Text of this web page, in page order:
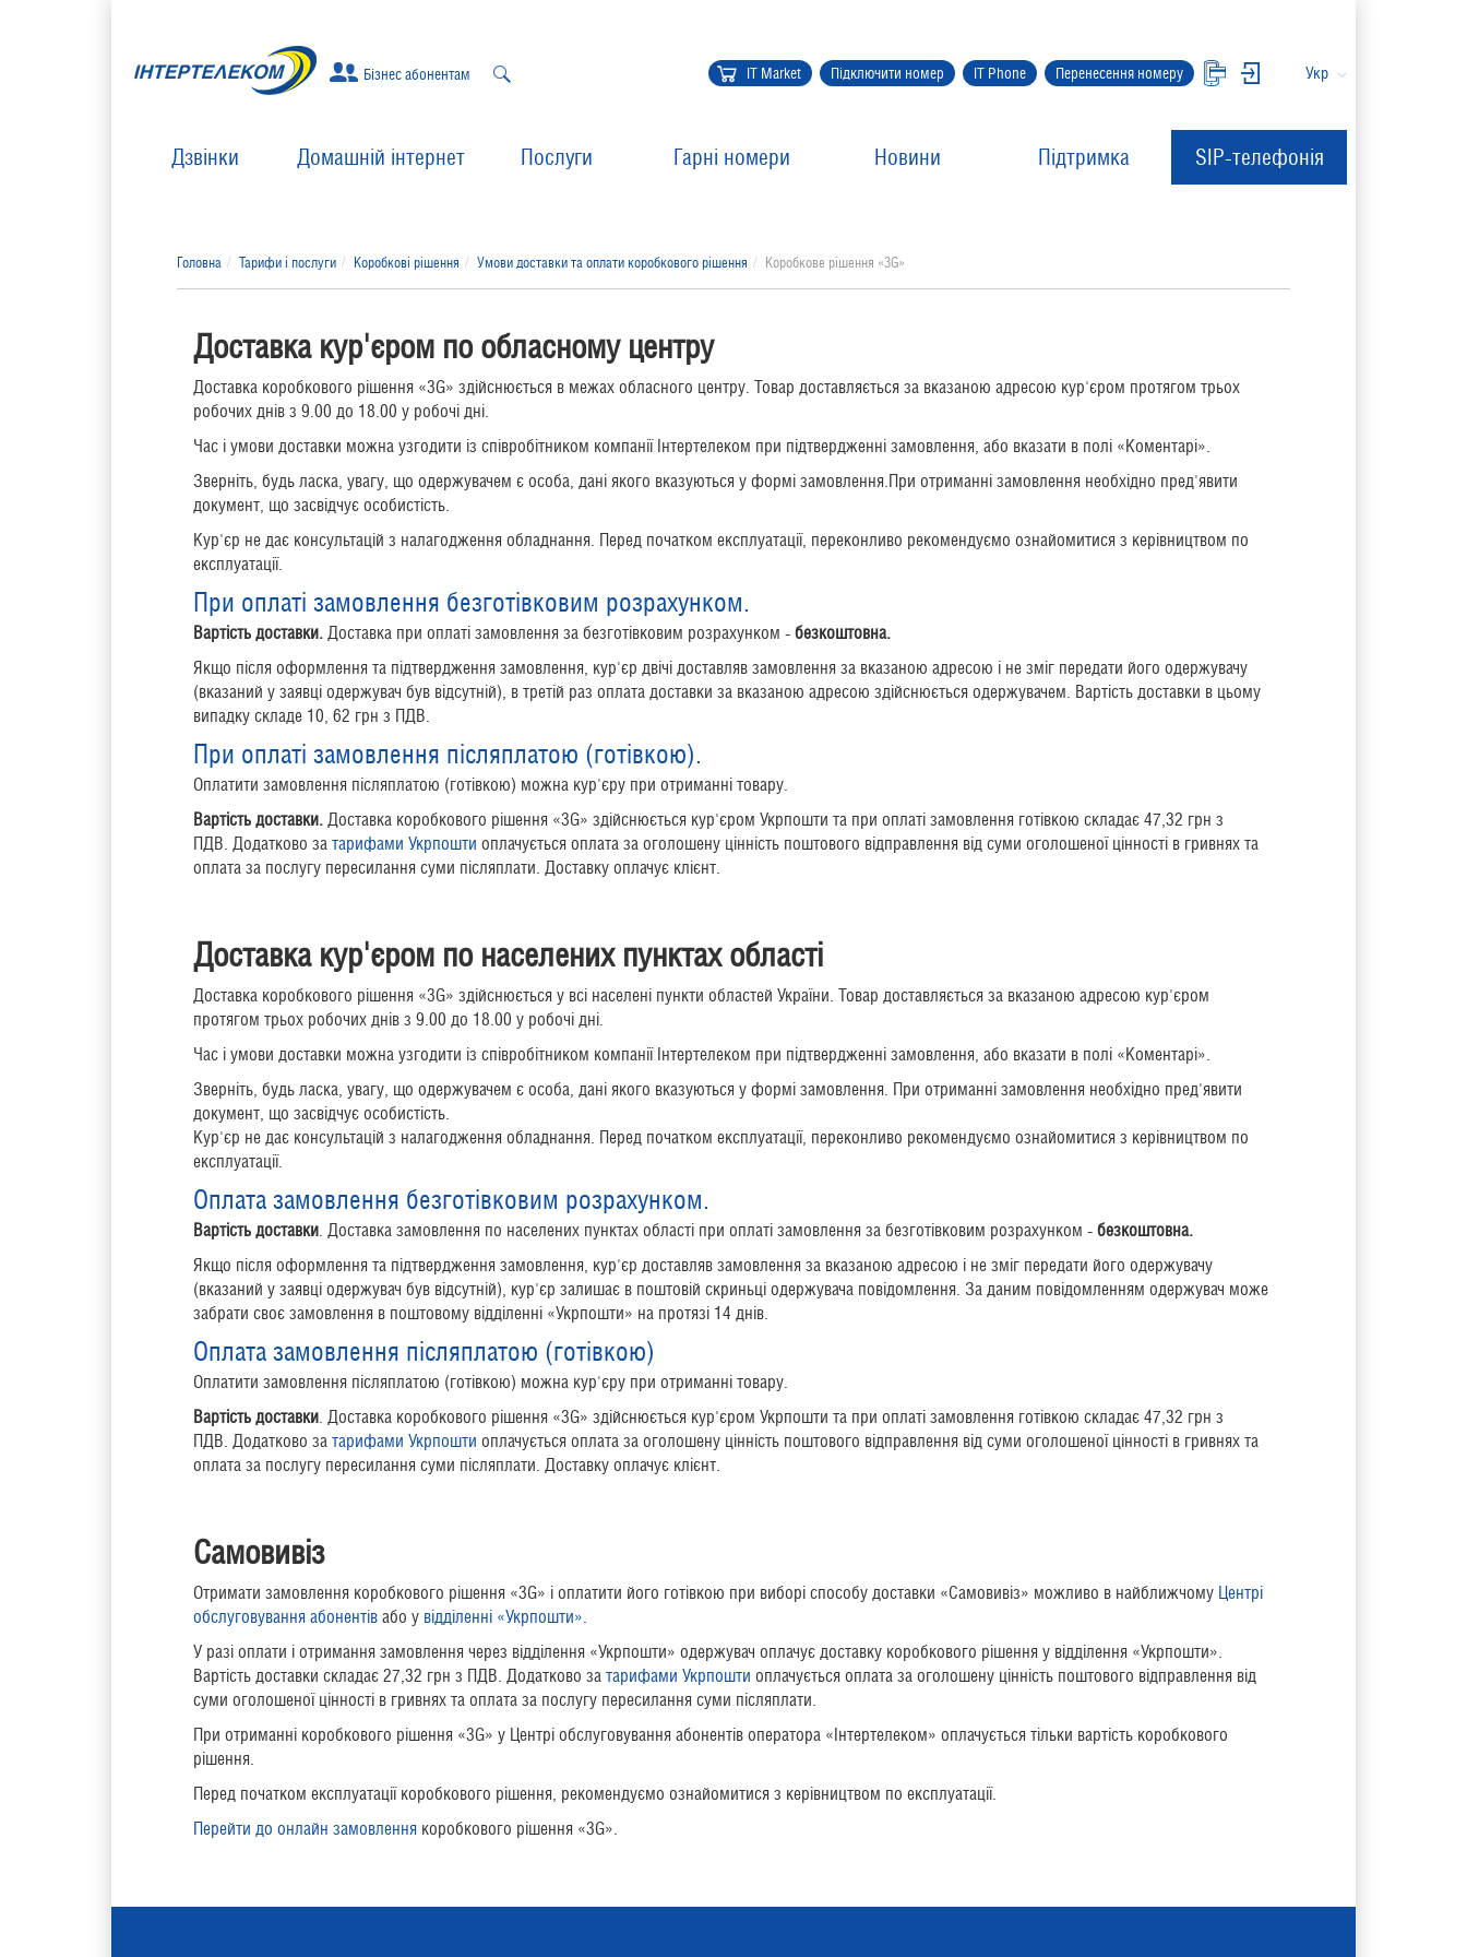
Бізнес абонентам IT Market Підключити номер IT Phone Перенесення номеру Укр
Дзвінки Домашній інтернет Послуги Гарні номери Новини Підтримка SIP-телефонія
Головна Тарифи і послуги Коробкові рішення Умови доставки та оплати коробкового рішення Коробкове рішення «3G»
Доставка кур'єром по обласному центру
Доставка коробкового рішення «3G» здійснюється в межах обласного центру. Товар доставляється за вказаною адресою кур'єром протягом трьох
робочих днів з 9.00 до 18.00 у робочі дні.
Час і умови доставки можна узгодити із співробітником компанії Інтертелеком при підтвердженні замовлення, або вказати в полі «Коментарі».
Зверніть, будь ласка, увагу, що одержувачем є особа, дані якого вказуються у формі замовлення.При отриманні замовлення необхідно пред'явити
документ, що засвідчує особистість.
Кур'єр не дає консультацій з налагодження обладнання. Перед початком експлуатації, переконливо рекомендуємо ознайомитися з керівництвом по
експлуатації.
При оплаті замовлення безготівковим розрахунком.
Вартість доставки. Доставка при оплаті замовлення за безготівковим розрахунком - безкоштовна.
Якщо після оформлення та підтвердження замовлення, кур'єр двічі доставляв замовлення за вказаною адресою і не зміг передати його одержувачу
(вказаний у заявці одержувач був відсутній), в третій раз оплата доставки за вказаною адресою здійснюється одержувачем. Вартість доставки в цьому
випадку складе 10, 62 грн з ПДВ.
При оплаті замовлення післяплатою (готівкою).
Оплатити замовлення післяплатою (готівкою) можна кур'єру при отриманні товару.
Вартість доставки. Доставка коробкового рішення «3G» здійснюється кур'єром Укрпошти та при оплаті замовлення готівкою складає 47,32 грн з
ПДВ. Додатково за тарифами Укрпошти оплачується оплата за оголошену цінність поштового відправлення від суми оголошеної цінності в гривнях та
оплата за послугу пересилання суми післяплати. Доставку оплачує клієнт.
Доставка кур'єром по населених пунктах області
Доставка коробкового рішення «3G» здійснюється у всі населені пункти областей України. Товар доставляється за вказаною адресою кур'єром
протягом трьох робочих днів з 9.00 до 18.00 у робочі дні.
Час і умови доставки можна узгодити із співробітником компанії Інтертелеком при підтвердженні замовлення, або вказати в полі «Коментарі».
Зверніть, будь ласка, увагу, що одержувачем є особа, дані якого вказуються у формі замовлення. При отриманні замовлення необхідно пред'явити
документ, що засвідчує особистість.
Кур'єр не дає консультацій з налагодження обладнання. Перед початком експлуатації, переконливо рекомендуємо ознайомитися з керівництвом по
експлуатації.
Оплата замовлення безготівковим розрахунком.
Вартість доставки. Доставка замовлення по населених пунктах області при оплаті замовлення за безготівковим розрахунком - безкоштовна.
Якщо після оформлення та підтвердження замовлення, кур'єр доставляв замовлення за вказаною адресою і не зміг передати його одержувачу
(вказаний у заявці одержувач був відсутній), кур'єр залишає в поштовій скриньці одержувача повідомлення. За даним повідомленням одержувач може
забрати своє замовлення в поштовому відділенні «Укрпошти» на протязі 14 днів.
Оплата замовлення післяплатою (готівкою)
Оплатити замовлення післяплатою (готівкою) можна кур'єру при отриманні товару.
Вартість доставки. Доставка коробкового рішення «3G» здійснюється кур'єром Укрпошти та при оплаті замовлення готівкою складає 47,32 грн з
ПДВ. Додатково за тарифами Укрпошти оплачується оплата за оголошену цінність поштового відправлення від суми оголошеної цінності в гривнях та
оплата за послугу пересилання суми післяплати. Доставку оплачує клієнт.
Самовивіз
Отримати замовлення коробкового рішення «3G» і оплатити його готівкою при виборі способу доставки «Самовивіз» можливо в найближчому Центрі
обслуговування абонентів або у відділенні «Укрпошти».
У разі оплати і отримання замовлення через відділення «Укрпошти» одержувач оплачує доставку коробкового рішення у відділення «Укрпошти».
Вартість доставки складає 27,32 грн з ПДВ. Додатково за тарифами Укрпошти оплачується оплата за оголошену цінність поштового відправлення від
суми оголошеної цінності в гривнях та оплата за послугу пересилання суми післяплати.
При отриманні коробкового рішення «3G» у Центрі обслуговування абонентів оператора «Інтертелеком» оплачується тільки вартість коробкового
рішення.
Перед початком експлуатації коробкового рішення, рекомендуємо ознайомитися з керівництвом по експлуатації.
Перейти до онлайн замовлення коробкового рішення «3G».